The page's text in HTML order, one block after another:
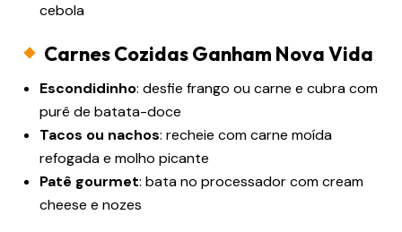
cebola
Carnes Cozidas Ganham Nova Vida
Escondidinho: desfie frango ou carne e cubra com
purê de batata-doce
Tacos ou nachos: recheie com carne moída
refogada e molho picante
Patê gourmet: bata no processador com cream
cheese e nozes